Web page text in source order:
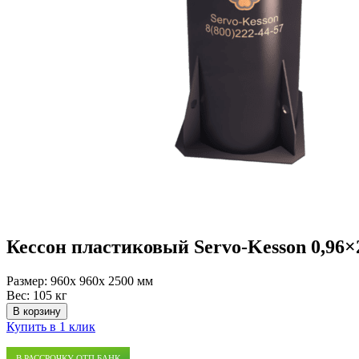
Кессон пластиковый Servo-Kesson
Размер: 960x 960x 2500 мм
Вес: 105 кг
В корзину
Купить в 1 клик